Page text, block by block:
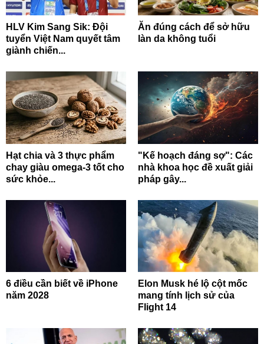
HLV Kim Sang Sik: Đội
tuyển Việt Nam quyết tâm
giành chiến...
Ăn đúng cách để sở hữu
làn da không tuổi
Hạt chia và 3 thực phẩm
chay giàu omega-3 tốt cho
sức khỏe...
"Kế hoạch đáng sợ": Các
nhà khoa học đề xuất giải
pháp gây...
6 điều cần biết về iPhone
năm 2028
Elon Musk hé lộ cột mốc
mang tính lịch sử của
Flight 14